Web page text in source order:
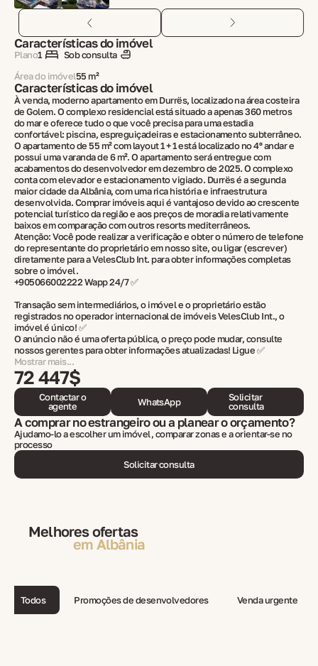
Características do imóvel
Plano1
Sob consulta
Área do imóvel55 m²
Características do imóvel
À venda, moderno apartamento em Durrës, localizado na área costeira
de Golem. O complexo residencial está situado a apenas 360 metros
do mar e oferece tudo o que você precisa para uma estadia
confortável: piscina, espreguiçadeiras e estacionamento subterrâneo.
O apartamento de 55 m² com layout 1 + 1 está localizado no 4º andar e
possui uma varanda de 6 m². O apartamento será entregue com
acabamentos do desenvolvedor em dezembro de 2025. O complexo
conta com elevador e estacionamento vigiado. Durrës é a segunda
maior cidade da Albânia, com uma rica história e infraestrutura
desenvolvida. Comprar imóveis aqui é vantajoso devido ao crescente
potencial turístico da região e aos preços de moradia relativamente
baixos em comparação com outros resorts mediterrâneos.
Atenção: Você pode realizar a verificação e obter o número de telefone
do representante do proprietário em nosso site, ou ligar (escrever)
diretamente para a VelesClub Int. para obter informações completas
sobre o imóvel.
+905066002222 Wapp 24/7 ✅
Transação sem intermediários, o imóvel e o proprietário estão
registrados no operador internacional de imóveis VelesClub Int., o
imóvel é único! ✅
O anúncio não é uma oferta pública, o preço pode mudar, consulte
nossos gerentes para obter informações atualizadas! Ligue ✅
Mostrar mais...
72 447$
Contactar o
agente
WhatsApp
Solicitar
consulta
A comprar no estrangeiro ou a planear o orçamento?
Ajudamo-lo a escolher um imóvel, comparar zonas e a orientar-se no
processo
Solicitar consulta
Melhores ofertas
em Albânia
Todos Promoções de desenvolvedores Venda urgente